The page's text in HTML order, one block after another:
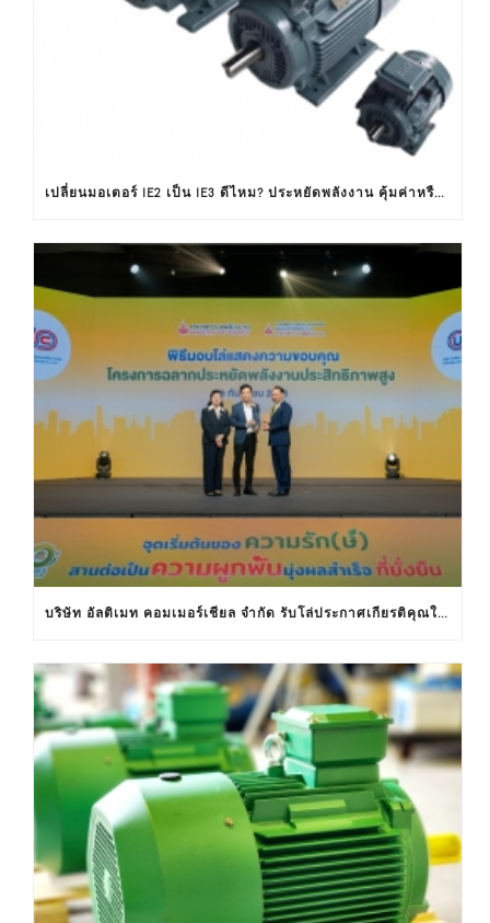
เปลี่ยนมอเตอร์ IE2 เป็น IE3 ดีไหม? ประหยัดพลังงาน คุ้มค่าหรือไม่ ?
บริษัท อัลติเมท คอมเมอร์เชียล จำกัด รับโล่ประกาศเกียรติคุณในงานครบรอบ 30 ปีฉลากประหยัดไฟฟ้าเบอร์ 5